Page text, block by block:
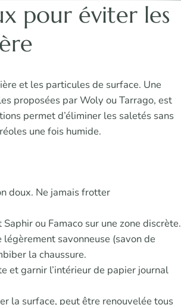
pour éviter les
et les particules de surface. Une
proposées par Woly ou Tarrago, est
permet d’éliminer les saletés sans
une fois humide.
doux. Ne jamais frotter
ou Famaco sur une zone discrète.
savonneuse (savon de
la chaussure.
et garnir l’intérieur de papier journal
la surface, peut être renouvelée tous